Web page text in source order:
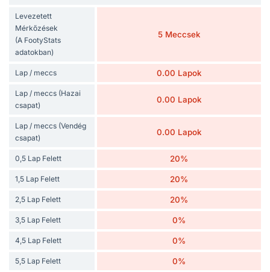
Levezetett
Mérkőzések
(A FootyStats
adatokban)
5 Meccsek
Lap / meccs 0.00 Lapok
Lap / meccs (Hazai
csapat)
0.00 Lapok
Lap / meccs (Vendég
csapat)
0.00 Lapok
0,5 Lap Felett 20%
1,5 Lap Felett 20%
2,5 Lap Felett 20%
3,5 Lap Felett 0%
4,5 Lap Felett 0%
5,5 Lap Felett 0%